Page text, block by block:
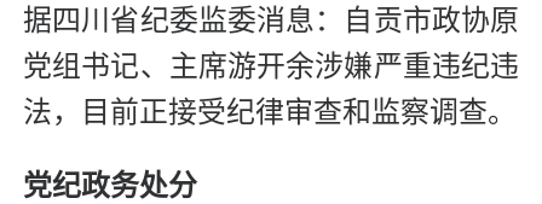
据四川省纪委监委消息：自贡市政协原
党组书记、主席游开余涉嫌严重违纪违
法，目前正接受纪律审查和监察调查。
党纪政务处分